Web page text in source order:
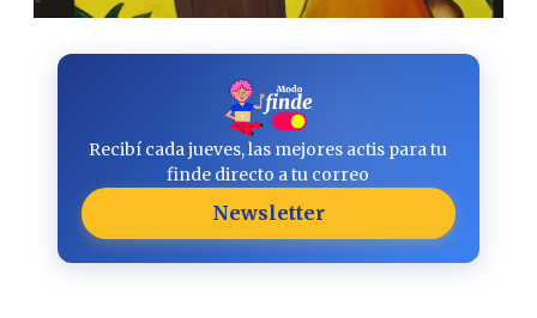
Recibí cada jueves, las mejores actis para tu
finde directo a tu correo
Newsletter